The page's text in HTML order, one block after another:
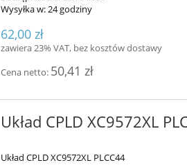
Wysyłka w:24 godziny
62,00 zł
zawiera 23% VAT, bez kosztów dostawy
Cena netto: 50,41 zł
Układ CPLD XC9572XL
Układ CPLD XC9572XL PLCC44